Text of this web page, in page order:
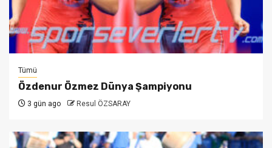
Tümü
Özdenur Özmez Dünya Şampiyonu
3 gün ago Resul ÖZSARAY